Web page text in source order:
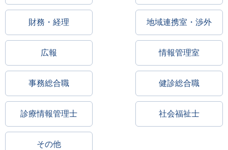
財務・経理 地域連携室・渉外
広報 情報管理室
事務総合職 健診総合職
診療情報管理士 社会福祉士
その他